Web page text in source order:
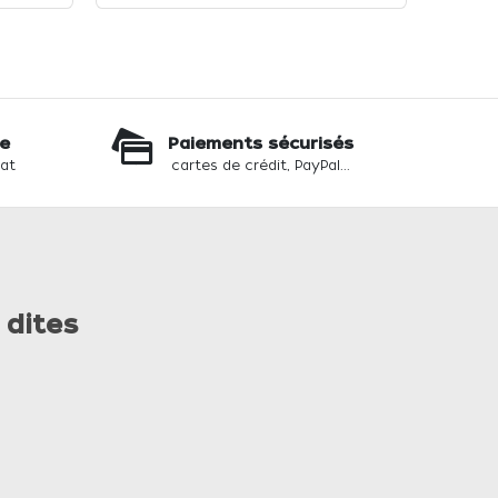
Paiements sécurisés
cartes de crédit, PayPal...
dites